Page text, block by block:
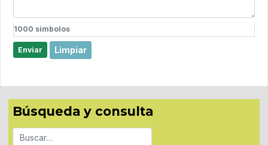
1000 simbolos
Enviar Limpiar
Búsqueda y consulta
Buscar